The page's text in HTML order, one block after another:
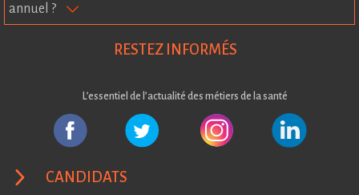
annuel ?
RESTEZ INFORMÉS
L’essentiel de l’actualité des métiers de la santé
CANDIDATS